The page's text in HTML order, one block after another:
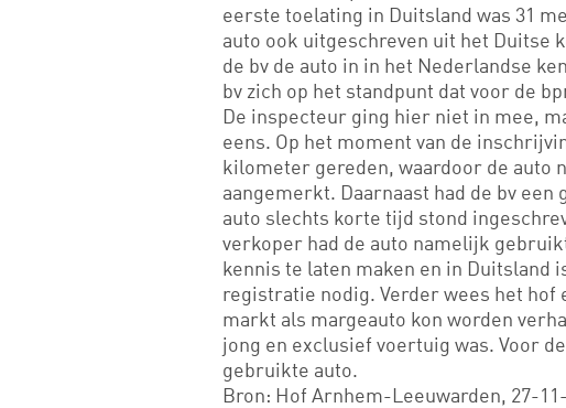
eerste toelating in Duitsland was 31
auto ook uitgeschreven uit het Duitse
de bv de auto in in het Nederlandse
bv zich op het standpunt dat voor de
De inspecteur ging hier niet in mee,
eens. Op het moment van de
kilometer gereden, waardoor de auto
aangemerkt. Daarnaast had de bv
auto slechts korte tijd stond
verkoper had de auto namelijk
kennis te laten maken en in Duitsland
registratie nodig. Verder wees het hof
markt als margeauto kon worden
jong en exclusief voertuig was. Voor
gebruikte auto.
Bron: Hof Arnhem-Leeuwarden, 27-